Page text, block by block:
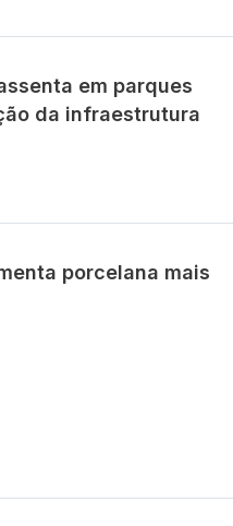
em parques
da infraestrutura
porcelana mais